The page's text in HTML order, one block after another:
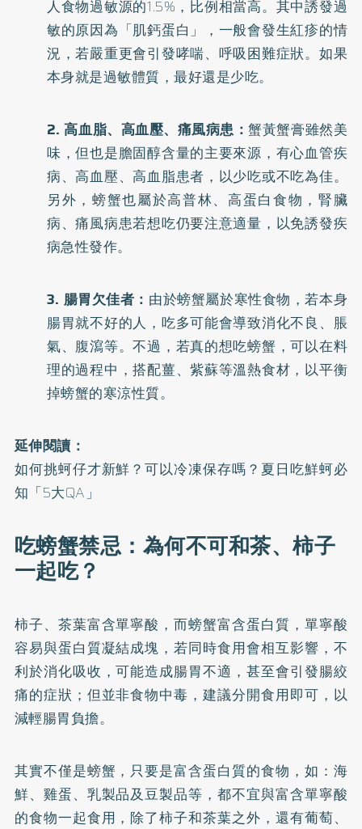
人食物過敏源的1.5%，比例相當高。其中誘發過
敏的原因為「肌鈣蛋白」，一般會發生紅疹的情
況，若嚴重更會引發哮喘、呼吸困難症狀。如果
本身就是過敏體質，最好還是少吃。
2. 高血脂、高血壓、痛風病患：蟹黃蟹膏雖然美
味，但也是膽固醇含量的主要來源，有心血管疾
病、高血壓、高血脂患者，以少吃或不吃為佳。
另外，螃蟹也屬於高普林、高蛋白食物，腎臟
病、痛風病患若想吃仍要注意適量，以免誘發疾
病急性發作。
3. 腸胃欠佳者： 由於螃蟹屬於寒性食物，若本身
腸胃就不好的人，吃多可能會導致消化不良、脹
氣、腹瀉等。不過，若真的想吃螃蟹，可以在料
理的過程中，搭配薑、紫蘇等溫熱食材，以平衡
掉螃蟹的寒涼性質。
延伸閱讀：
如何挑蚵仔才新鮮？可以冷凍保存嗎？夏日吃鮮蚵必
知「5大QA」
吃螃蟹禁忌：為何不可和茶、柿子
一起吃？
柿子、茶葉富含單寧酸，而螃蟹富含蛋白質，單寧酸
容易與蛋白質凝結成塊，若同時食用會相互影響，不
利於消化吸收，可能造成腸胃不適，甚至會引發腸絞
痛的症狀；但並非食物中毒，建議分開食用即可，以
減輕腸胃負擔。
其實不僅是螃蟹，只要是富含蛋白質的食物，如：海
鮮、雞蛋、乳製品及豆製品等，都不宜與富含單寧酸
的食物一起食用，除了柿子和茶葉之外，還有葡萄、